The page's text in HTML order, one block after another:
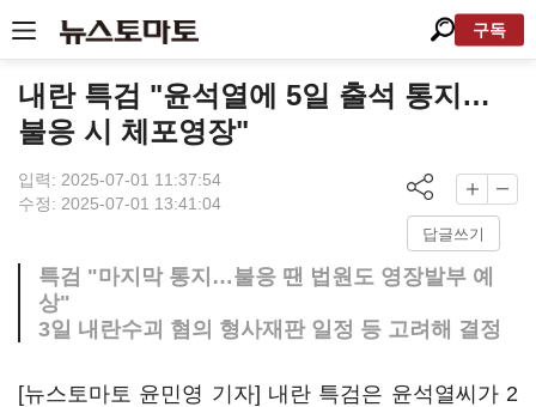
구독
내란 특검 "윤석열에 5일 출석 통지…
불응 시 체포영장"
입력: 2025-07-01 11:37:54
수정: 2025-07-01 13:41:04
답글쓰기
특검 "마지막 통지…불응 땐 법원도 영장발부 예
상"
3일 내란수괴 혐의 형사재판 일정 등 고려해 결정
[뉴스토마토 윤민영 기자] 내란 특검은 윤석열씨가 2